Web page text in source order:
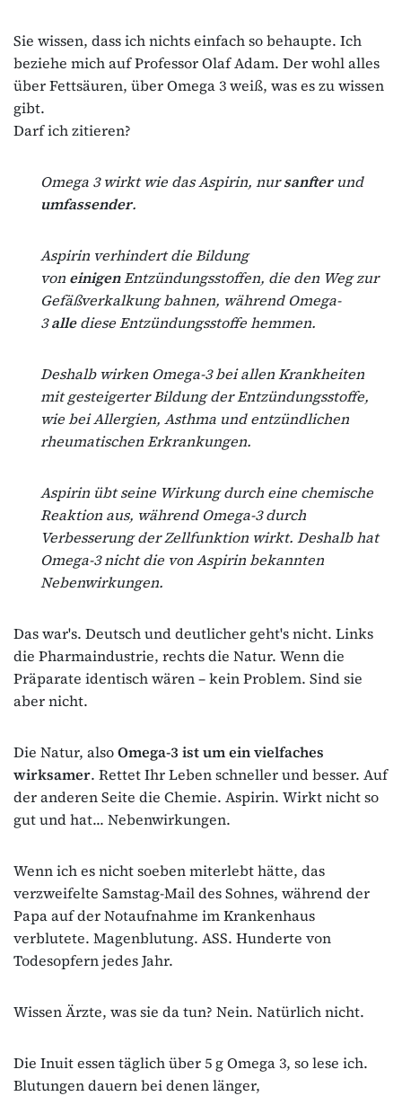
Sie wissen, dass ich nichts einfach so behaupte. Ich
beziehe mich auf Professor Olaf Adam. Der wohl alles
über Fettsäuren, über Omega 3 weiß, was es zu wissen
gibt.
Darf ich zitieren?
Omega 3 wirkt wie das Aspirin, nursanfterund
umfassender.
Aspirin verhindert die Bildung
von einigenEntzündungsstoffen, die den Weg zur
Gefäßverkalkung bahnen, während Omega-
3allediese Entzündungsstoffe hemmen.
Deshalb wirken Omega-3 bei allen Krankheiten
mit gesteigerter Bildung der Entzündungsstoffe,
wie bei Allergien, Asthma und entzündlichen
rheumatischen Erkrankungen.
Aspirin übt seine Wirkung durch eine chemische
Reaktion aus, während Omega-3 durch
Verbesserung der Zellfunktion wirkt. Deshalb hat
Omega-3 nicht die von Aspirin bekannten
Nebenwirkungen.
Das war's. Deutsch und deutlicher geht's nicht. Links
die Pharmaindustrie, rechts die Natur. Wenn die
Präparate identisch wären – kein Problem. Sind sie
aber nicht.
Die Natur, alsoOmega-3 ist um ein vielfaches
wirksamer. Rettet Ihr Leben schneller und besser. Auf
der anderen Seite die Chemie. Aspirin. Wirkt nicht so
gut und hat... Nebenwirkungen.
Wenn ich es nicht soeben miterlebt hätte, das
verzweifelte Samstag-Mail des Sohnes, während der
Papa auf der Notaufnahme im Krankenhaus
verblutete. Magenblutung. ASS. Hunderte von
Todesopfern jedes Jahr.
Wissen Ärzte, was sie da tun? Nein. Natürlich nicht.
Die Inuit essen täglich über 5 g Omega 3, so lese ich.
Blutungen dauern bei denen länger,